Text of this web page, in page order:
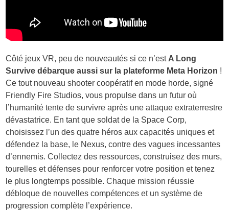
Côté jeux VR, peu de nouveautés si ce n’est A Long
Survive débarque aussi sur la plateforme Meta Horizon !
Ce tout nouveau shooter coopératif en mode horde, signé
Friendly Fire Studios, vous propulse dans un futur où
l’humanité tente de survivre après une attaque extraterrestre
dévastatrice. En tant que soldat de la Space Corp,
choisissez l’un des quatre héros aux capacités uniques et
défendez la base, le Nexus, contre des vagues incessantes
d’ennemis. Collectez des ressources, construisez des murs,
tourelles et défenses pour renforcer votre position et tenez
le plus longtemps possible. Chaque mission réussie
débloque de nouvelles compétences et un système de
progression complète l’expérience.